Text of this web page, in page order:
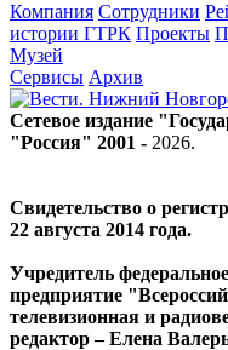
Компания Сотрудники
истории ГТРК Проекты
Музей
Сервисы Архив
Сетевое издание
"Россия" 2001 - 2026.
Свидетельство о
22 августа 2014 года.
Учредитель
предприятие
телевизионная и
редактор – Елена